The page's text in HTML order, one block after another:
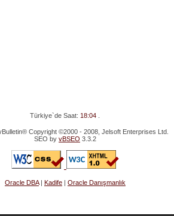
Türkiye`de Saat: 18:04
Copyright ©2000 - 2008, Jelsoft Enterprises Ltd.
SEO by vBSEO 3.3.2
Oracle DBA| Kadife| Oracle Danışmanlık